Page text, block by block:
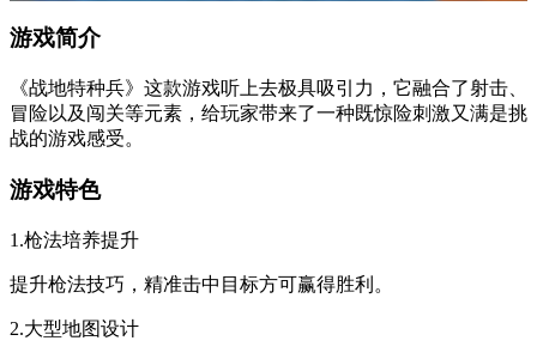
游戏简介
《战地特种兵》这款游戏听上去极具吸引力，它融合了射击、
冒险以及闯关等元素，给玩家带来了一种既惊险刺激又满是挑
战的游戏感受。
游戏特色
1.枪法培养提升
提升枪法技巧，精准击中目标方可赢得胜利。
2.大型地图设计